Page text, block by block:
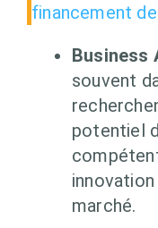
financement
Business
souvent
potentiel
marché.